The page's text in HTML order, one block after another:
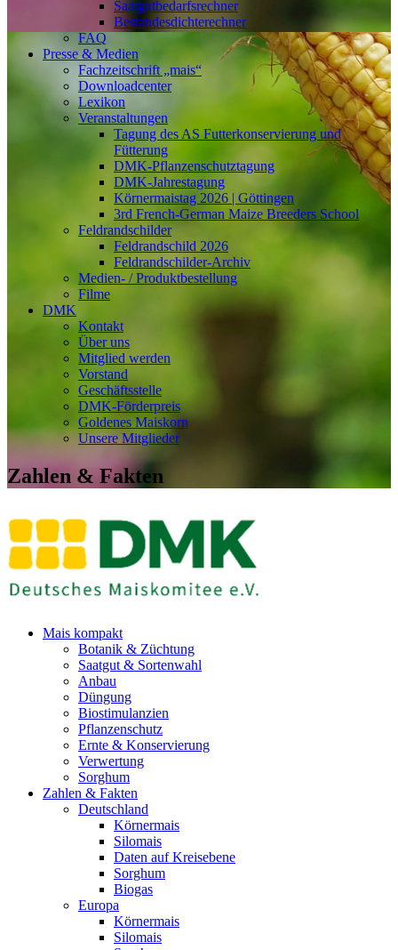
Saatgutbedarfsrechner
Bestandesdichterechner
FAQ
Presse & Medien
Fachzeitschrift „mais“
Downloadcenter
Lexikon
Veranstaltungen
Tagung des AS Futterkonservierung und
Fütterung
DMK-Pflanzenschutztagung
DMK-Jahrestagung
Körnermaistag 2026 | Göttingen
3rd French-German Maize Breeders School
Feldrandschilder
Feldrandschild 2026
Feldrandschilder-Archiv
Medien- / Produktbestellung
Filme
DMK
Kontakt
Über uns
Mitglied werden
Vorstand
Geschäftsstelle
DMK-Förderpreis
Goldenes Maiskorn
Unsere Mitglieder
Zahlen & Fakten
Mais kompakt
Botanik & Züchtung
Saatgut & Sortenwahl
Anbau
Düngung
Biostimulanzien
Pflanzenschutz
Ernte & Konservierung
Verwertung
Sorghum
Zahlen & Fakten
Deutschland
Körnermais
Silomais
Daten auf Kreisebene
Sorghum
Biogas
Europa
Körnermais
Silomais